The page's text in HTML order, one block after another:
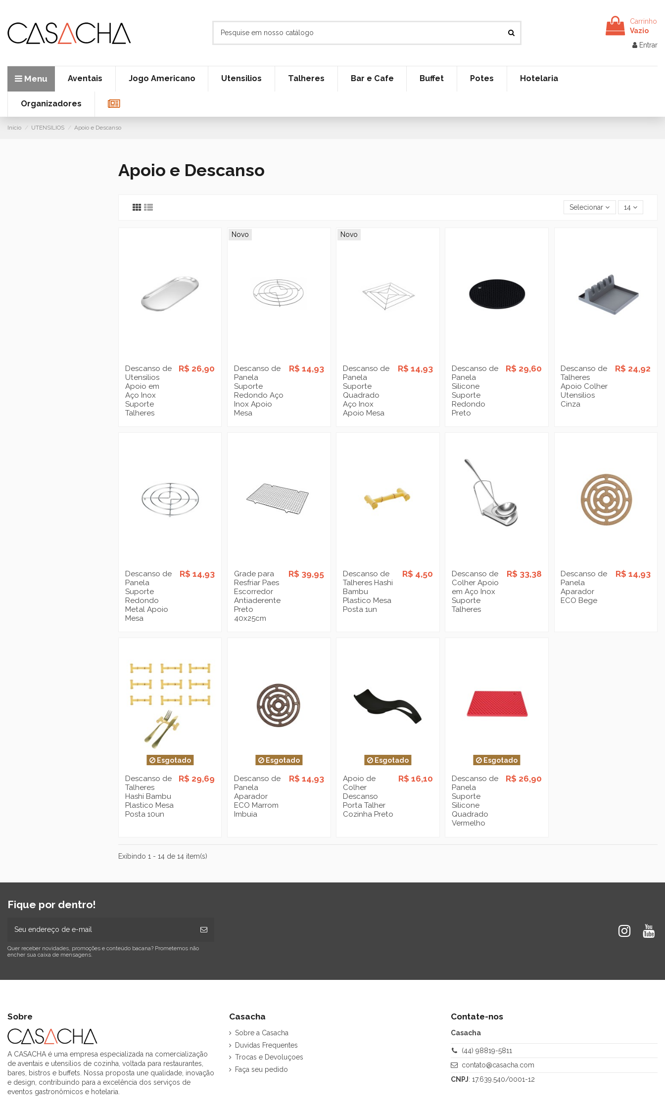
Carrinho
Vazio
Entrar
Menu Aventais Jogo Americano Utensilios Talheres Bar e Cafe Buffet Potes Hotelaria
Organizadores
Início UTENSILIOS Apoio e Descanso
Apoio e Descanso
Selecionar 14
Descanso de
Utensilios
Apoio em
Aço Inox
Suporte
Talheres
R$ 26,90
Novo
Descanso de
Panela
Suporte
Redondo Aço
Inox Apoio
Mesa
R$ 14,93
Novo
Descanso de
Panela
Suporte
Quadrado
Aço Inox
Apoio Mesa
R$ 14,93
Descanso de
Panela
Silicone
Suporte
Redondo
Preto
R$ 29,60
Descanso de
Talheres
Apoio Colher
Utensilios
Cinza
R$ 24,92
Descanso de
Panela
Suporte
Redondo
Metal Apoio
Mesa
R$ 14,93
Grade para
Resfriar Paes
Escorredor
Antiaderente
Preto
40x25cm
R$ 39,95
Descanso de
Talheres Hashi
Bambu
Plastico Mesa
Posta 1un
R$ 4,50
Descanso de
Colher Apoio
em Aço Inox
Suporte
Talheres
R$ 33,38
Descanso de
Panela
Aparador
ECO Bege
R$ 14,93
Esgotado
Descanso de
Talheres
Hashi Bambu
Plastico Mesa
Posta 10un
R$ 29,69
Esgotado
Descanso de
Panela
Aparador
ECO Marrom
Imbuia
R$ 14,93
Esgotado
Apoio de
Colher
Descanso
Porta Talher
Cozinha Preto
R$ 16,10
Esgotado
Descanso de
Panela
Suporte
Silicone
Quadrado
Vermelho
R$ 26,90
Exibindo 1 - 14 de 14 item(s)
Fique por dentro!
Quer receber novidades, promoções e conteúdo bacana? Prometemos não
encher sua caixa de mensagens.
Sobre
A CASACHA é uma empresa especializada na comercialização
de aventais e utensílios de cozinha, voltada para restaurantes,
bares, bistros e buffets. Nossa proposta une qualidade, inovação
e design, contribuindo para a excelência dos serviços de
eventos gastronômicos e hotelaria.
Casacha
Sobre a Casacha
Duvidas Frequentes
Trocas e Devoluçoes
Faça seu pedido
Contate-nos
Casacha
(44) 98819-5811
contato@casacha.com
CNPJ: 17.639.540/0001-12